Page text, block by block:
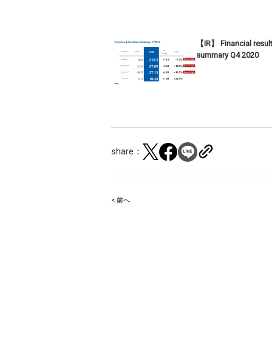
【IR】 Financial
summary Q4 2020
share：
Post
< 前へ